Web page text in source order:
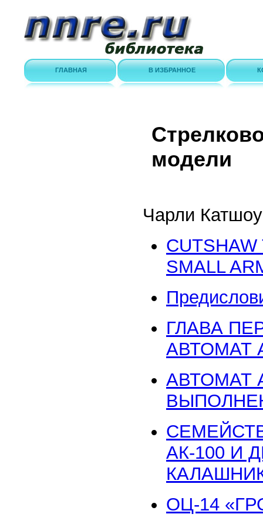
ГЛАВНАЯ В ИЗБРАННОЕ
модели
Чарли
SMALL
ГЛАВА
АВТОМАТ
АВТОМАТ
АК-100 И
ОЦ-14